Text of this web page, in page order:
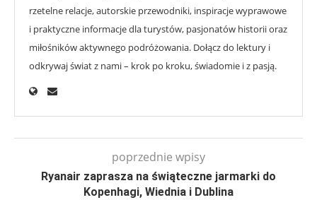
rzetelne relacje, autorskie przewodniki, inspiracje wyprawowe
i praktyczne informacje dla turystów, pasjonatów historii oraz
miłośników aktywnego podróżowania. Dołącz do lektury i
odkrywaj świat z nami – krok po kroku, świadomie i z pasją.
poprzednie wpisy
Ryanair zaprasza na świąteczne jarmarki do
Kopenhagi, Wiednia i Dublina